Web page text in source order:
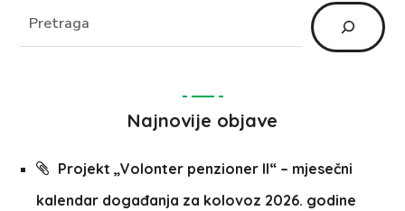
Najnovije objave
Projekt „Volonter penzioner II“ – mjesečni
kalendar događanja za kolovoz 2026. godine